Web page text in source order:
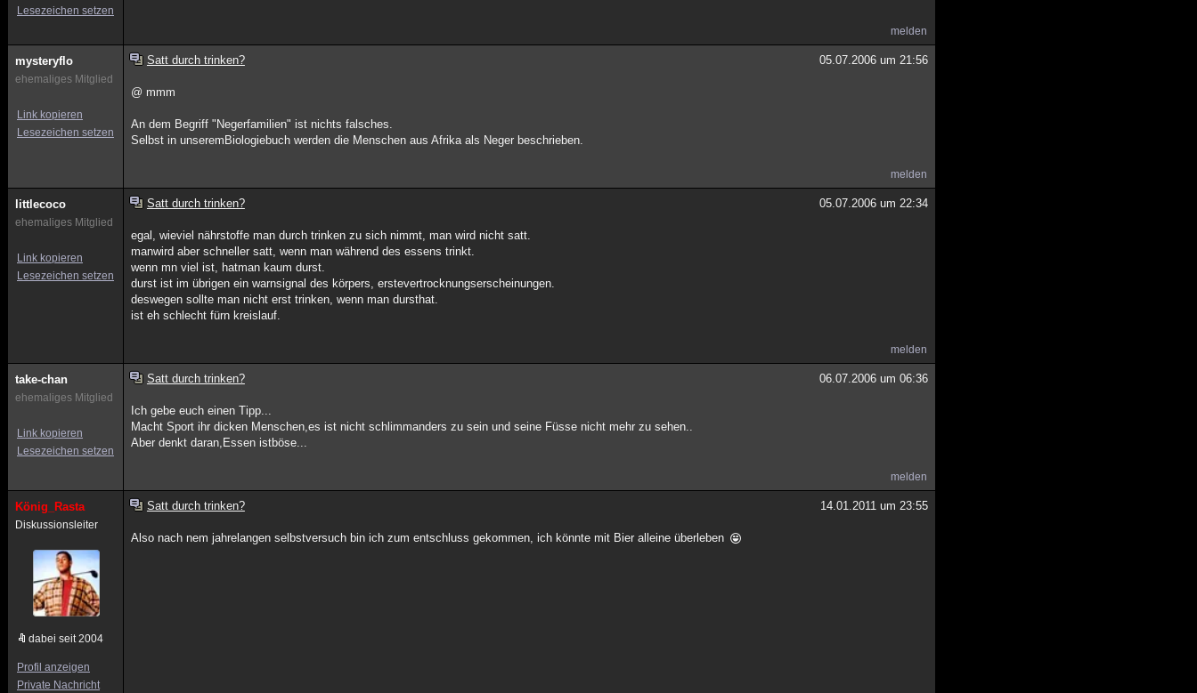
Lesezeichen setzen
melden
mysteryflo
ehemaliges Mitglied
Link kopieren
Lesezeichen setzen
Satt durch trinken? 05.07.2006 um 21:56
@ mmm
An dem Begriff "Negerfamilien" ist nichts falsches.
Selbst in unseremBiologiebuch werden die Menschen aus Afrika als Neger beschrieben.
melden
littlecoco
ehemaliges Mitglied
Link kopieren
Lesezeichen setzen
Satt durch trinken? 05.07.2006 um 22:34
egal, wieviel nährstoffe man durch trinken zu sich nimmt, man wird nicht satt.
manwird aber schneller satt, wenn man während des essens trinkt.
wenn mn viel ist, hatman kaum durst.
durst ist im übrigen ein warnsignal des körpers, erstevertrocknungserscheinungen.
deswegen sollte man nicht erst trinken, wenn man dursthat.
ist eh schlecht fürn kreislauf.
melden
take-chan
ehemaliges Mitglied
Link kopieren
Lesezeichen setzen
Satt durch trinken? 06.07.2006 um 06:36
Ich gebe euch einen Tipp...
Macht Sport ihr dicken Menschen,es ist nicht schlimmanders zu sein und seine Füsse nicht mehr zu sehen..
Aber denkt daran,Essen istböse...
melden
König_Rasta
Diskussionsleiter
dabei seit 2004
Profil anzeigen
Private Nachricht
Satt durch trinken? 14.01.2011 um 23:55
Also nach nem jahrelangen selbstversuch bin ich zum entschluss gekommen, ich könnte mit Bier alleine überleben